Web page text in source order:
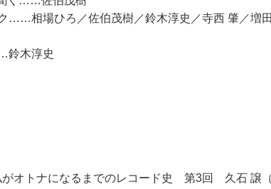
……相場ひろ／佐伯茂樹／鈴木淳史／寺西 肇／増
鈴木淳史
オトナになるまでのレコード史 第3回 久石 譲